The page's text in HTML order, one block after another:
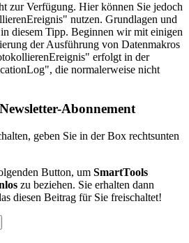
zur Verfügung. Hier können Sie jedoch
nutzen. Grundlagen und
diesem Tipp. Beginnen wir mit einigen
der Ausführung von Datenmakros
erfolgt in der
die normalerweise nicht
Abonnement
geben Sie in der Box rechtsunten
Button, um SmartTools
zu beziehen. Sie erhalten dann
diesen Beitrag für Sie freischaltet!